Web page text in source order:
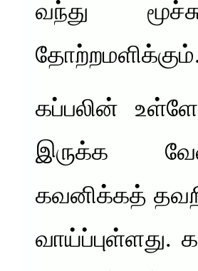
வந்து
கப்பலின்
இருக்க
கவனிக்கத்
வாய்ப்புள்ளது.